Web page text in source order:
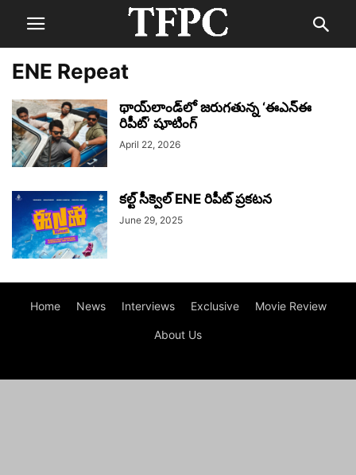
ENE Repeat
థాయ్‌లాండ్‌లో జరుగతున్న ‘ఈఎన్ఈ
రిపీట్’ షూటింగ్
April 22, 2026
కల్ట్ సీక్వెల్ ENE రిపీట్ ప్రకటన
June 29, 2025
Home News Interviews Exclusive Movie Review
About Us